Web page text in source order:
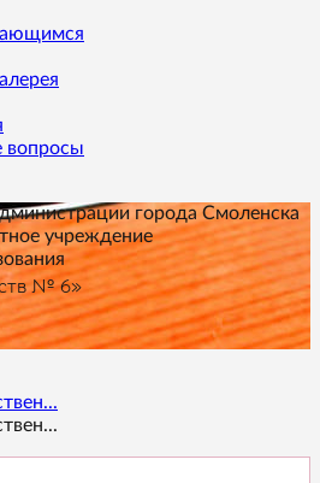
вопросы
города Смоленска
учреждение
№ 6»